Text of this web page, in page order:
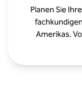
Planen Sie
Amerikas.